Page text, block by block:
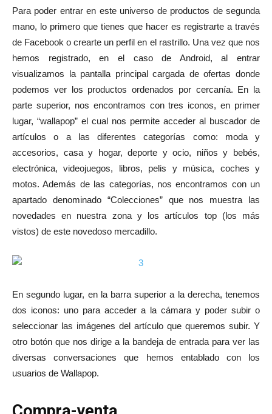
Para poder entrar en este universo de productos de segunda
mano, lo primero que tienes que hacer es registrarte a través
de Facebook o crearte un perfil en el rastrillo. Una vez que nos
hemos registrado, en el caso de Android, al entrar
visualizamos la pantalla principal cargada de ofertas donde
podemos ver los productos ordenados por cercanía. En la
parte superior, nos encontramos con tres iconos, en primer
lugar, “wallapop” el cual nos permite acceder al buscador de
artículos o a las diferentes categorías como: moda y
accesorios, casa y hogar, deporte y ocio, niños y bebés,
electrónica, videojuegos, libros, pelis y música, coches y
motos. Además de las categorías, nos encontramos con un
apartado denominado “Colecciones” que nos muestra las
novedades en nuestra zona y los artículos top (los más
vistos) de este novedoso mercadillo.
En segundo lugar, en la barra superior a la derecha, tenemos
dos iconos: uno para acceder a la cámara y poder subir o
seleccionar las imágenes del artículo que queremos subir. Y
otro botón que nos dirige a la bandeja de entrada para ver las
diversas conversaciones que hemos entablado con los
usuarios de Wallapop.